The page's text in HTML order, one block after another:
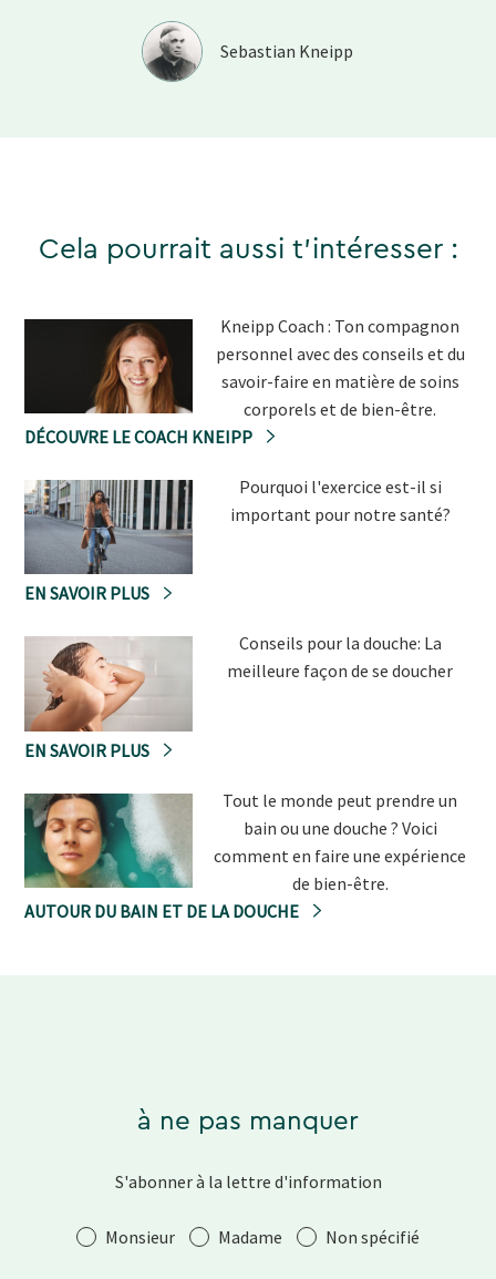
Sebastian Kneipp
Cela pourrait aussi t'intéresser :
Kneipp Coach : Ton compagnon
personnel avec des conseils et du
savoir-faire en matière de soins
corporels et de bien-être.
DÉCOUVRE LE COACH KNEIPP
Pourquoi l'exercice est-il si
important pour notre santé?
EN SAVOIR PLUS
Conseils pour la douche: La
meilleure façon de se doucher
EN SAVOIR PLUS
Tout le monde peut prendre un
bain ou une douche ? Voici
comment en faire une expérience
de bien-être.
AUTOUR DU BAIN ET DE LA DOUCHE
à ne pas manquer
S'abonner à la lettre d'information
SalutationMonsieur Madame Non spécifié